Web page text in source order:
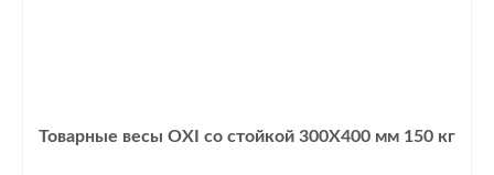
Товарные весы OXI со стойкой 300Х400 мм 150 кг